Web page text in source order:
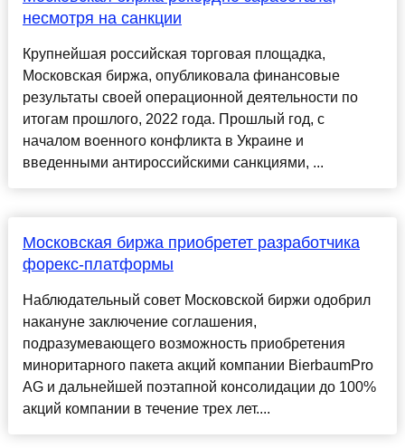
несмотря на санкции
Крупнейшая российская торговая площадка,
Московская биржа, опубликовала финансовые
результаты своей операционной деятельности по
итогам прошлого, 2022 года. Прошлый год, с
началом военного конфликта в Украине и
введенными антироссийскими санкциями, ...
Московская биржа приобретет разработчика
форекс-платформы
Наблюдательный совет Московской биржи одобрил
накануне заключение соглашения,
подразумевающего возможность приобретения
миноритарного пакета акций компании BierbaumPro
AG и дальнейшей поэтапной консолидации до 100%
акций компании в течение трех лет....